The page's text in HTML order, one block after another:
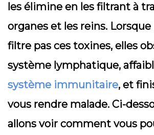
les élimine en les filtrant à
organes et les reins. Lorsque
filtre pas ces toxines, elles
système lymphatique,
système immunitaire, et
vous rendre malade. Ci-
allons voir comment vous